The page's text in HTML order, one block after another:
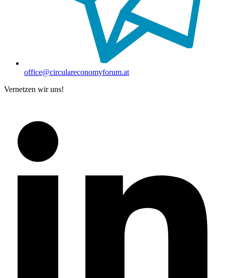
office@circulareconomyforum.at
Vernetzen wir uns!